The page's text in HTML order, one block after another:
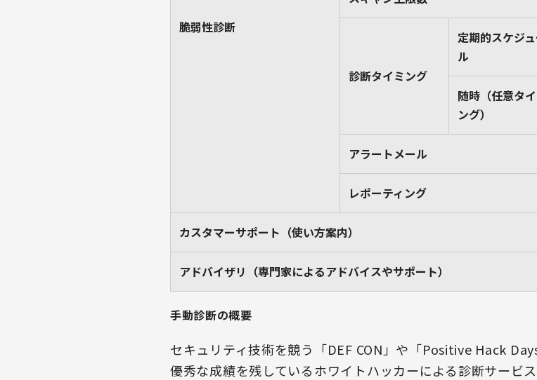
脆弱性診断
診断タイミング
定期的スケジ
ル
随時（任意タ
ング）
アラートメール
レポーティング
カスタマーサポート（使い方案内）
アドバイザリ（専門家によるアドバイスやサポート）
手動診断の概要
セキュリティ技術を競う「DEF CON」や「Positive Hack
優秀な成績を残しているホワイトハッカーによる診断サービス